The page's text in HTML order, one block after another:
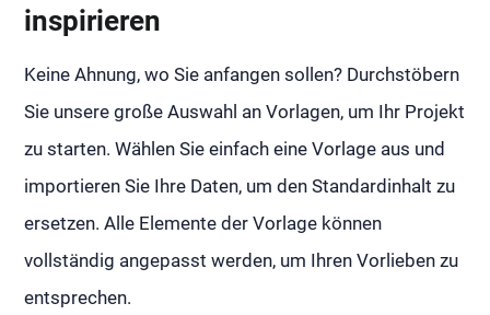
inspirieren
Keine Ahnung, wo Sie anfangen sollen? Durchstöbern
Sie unsere große Auswahl an Vorlagen, um Ihr Projekt
zu starten. Wählen Sie einfach eine Vorlage aus und
importieren Sie Ihre Daten, um den Standardinhalt zu
ersetzen. Alle Elemente der Vorlage können
vollständig angepasst werden, um Ihren Vorlieben zu
entsprechen.